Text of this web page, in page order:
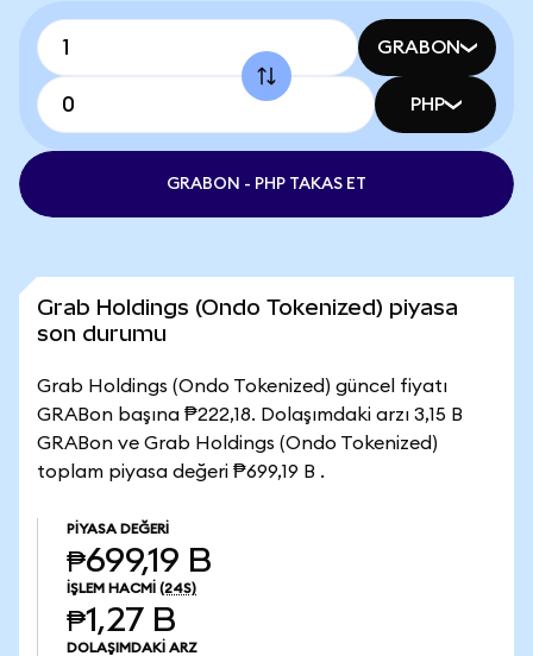
GRABON
PHP
GRABON - PHP TAKAS ET
Grab Holdings (Ondo Tokenized) piyasa
son durumu
Grab Holdings (Ondo Tokenized) güncel fiyatı
GRABon başına ₱222,18. Dolaşımdaki arzı 3,15 B
GRABon ve Grab Holdings (Ondo Tokenized)
toplam piyasa değeri ₱699,19 B .
PIYASA DEĞERI
₱699,19 B
İŞLEM HACMI (24S)
₱1,27 B
DOLAŞIMDAKI ARZ